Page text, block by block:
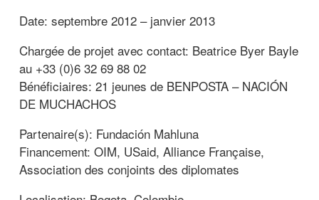
Date: septembre 2012 – janvier 2013
Chargée de projet avec contact: Beatrice Byer Bayle
au +33 (0)6 32 69 88 02
Bénéficiaires: 21 jeunes de BENPOSTA – NACIÓN
DE MUCHACHOS
Partenaire(s): Fundación Mahluna
Financement: OIM, USaid, Alliance Française,
Association des conjoints des diplomates